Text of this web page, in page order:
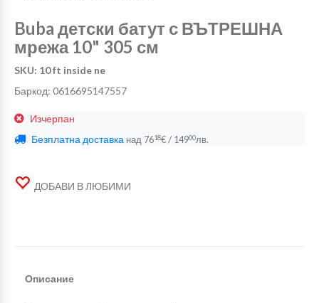
Buba детски батут с ВЪТРЕШНА
мрежа 10" 305 см
SKU: 10 ft inside ne
Баркод: 0616695147557
Изчерпан
Безплатна доставка над 7618€ / 14900лв.
ДОБАВИ В ЛЮБИМИ
Описание